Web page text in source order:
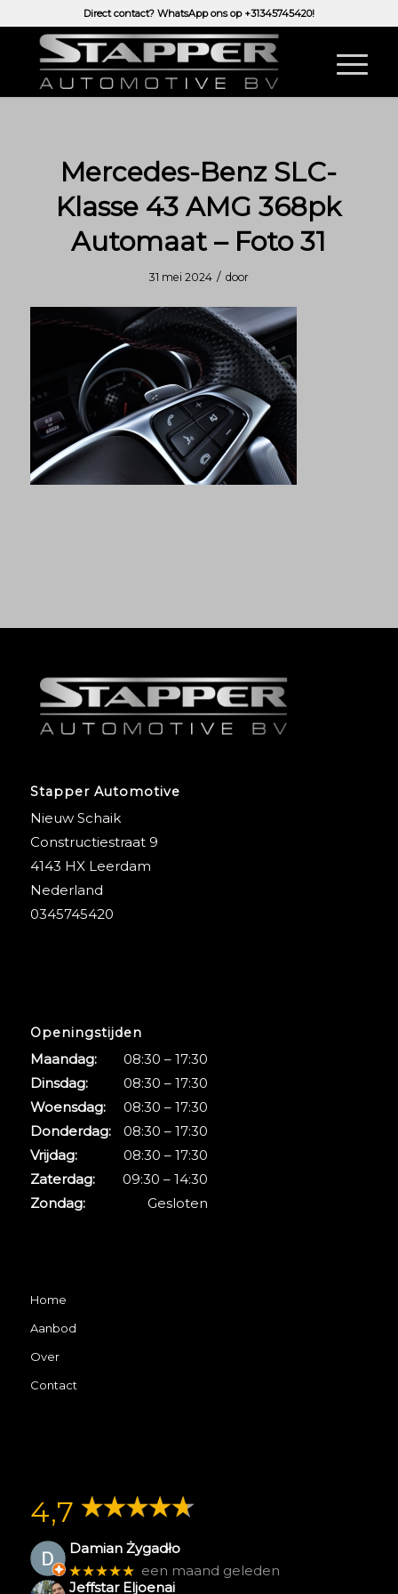
Direct contact? WhatsApp ons op +31345745420!
Mercedes-Benz SLC-
Klasse 43 AMG 368pk
Automaat – Foto 31
31 mei 2024 / door
Stapper Automotive
Nieuw Schaik
Constructiestraat 9
4143 HX Leerdam
Nederland
0345745420
Openingstijden
Maandag:
08:30 – 17:30
Dinsdag:
08:30 – 17:30
Woensdag:
08:30 – 17:30
Donderdag:
08:30 – 17:30
Vrijdag:
08:30 – 17:30
Zaterdag:
09:30 – 14:30
Zondag:
Gesloten
Home
Aanbod
Over
Contact
4,7
Damian Żygadło
★★★★★ een maand geleden
Jeffstar Eljoenai